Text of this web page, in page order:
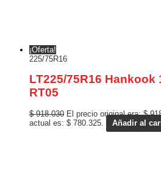
¡Oferta!
225/75R16
LT225/75R16 Hankook
RT05
$918.030 El precio original era: $
actual es: $ 780.325.
Añadir al